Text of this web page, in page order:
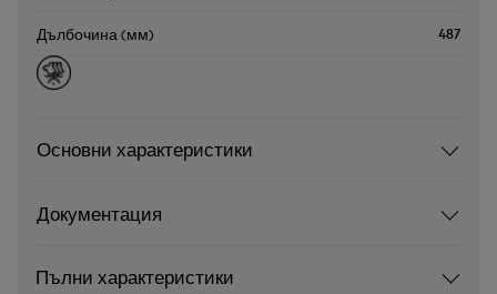
Дълбочина (мм) 487
Основни характеристики
Документация
Пълни характеристики